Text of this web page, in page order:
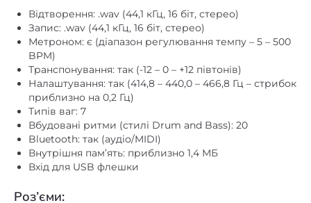
Метроном: є (діапазон регулювання темпу – 5 – 500
BPM)
Транспонування: так (-12 – 0 – +12 півтонів)
Налаштування: так (414,8 – 440,0 – 466,8 Гц – стрибок
приблизно на 0,2 Гц)
Типів ваг: 7
Вбудовані ритми (стилі Drum and Bass): 20
Bluetooth: так (аудіо/MIDI)
Внутрішня пам’ять: приблизно 1,4 МБ
Вхід для USB флешки
Роз’єми: